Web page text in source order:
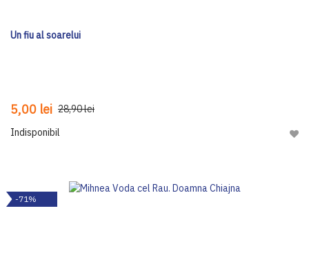
Un fiu al soarelui
5,00 lei 28,90 lei
Indisponibil
-71%